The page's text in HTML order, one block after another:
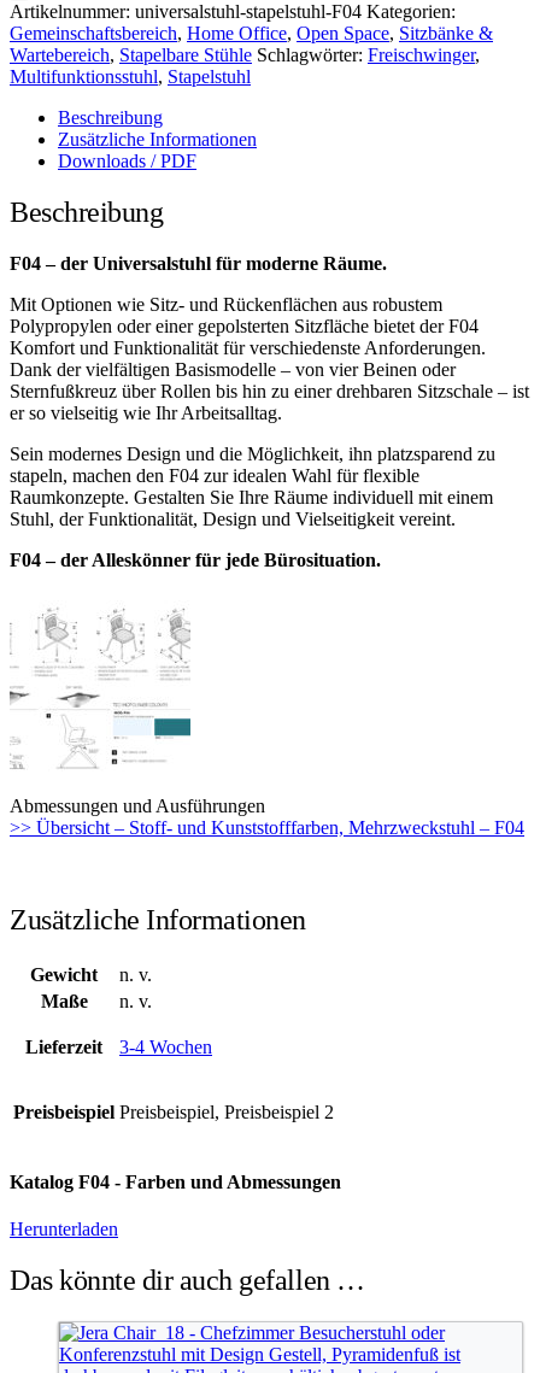
Artikelnummer: universalstuhl-stapelstuhl-F04 Kategorien:
Gemeinschaftsbereich, Home Office, Open Space, Sitzbänke &
Wartebereich, Stapelbare Stühle Schlagwörter: Freischwinger,
Multifunktionsstuhl, Stapelstuhl
Beschreibung
Zusätzliche Informationen
Downloads / PDF
Beschreibung
F04 – der Universalstuhl für moderne Räume.
Mit Optionen wie Sitz- und Rückenflächen aus robustem
Polypropylen oder einer gepolsterten Sitzfläche bietet der F04
Komfort und Funktionalität für verschiedenste Anforderungen.
Dank der vielfältigen Basismodelle – von vier Beinen oder
Sternfußkreuz über Rollen bis hin zu einer drehbaren Sitzschale – ist
er so vielseitig wie Ihr Arbeitsalltag.
Sein modernes Design und die Möglichkeit, ihn platzsparend zu
stapeln, machen den F04 zur idealen Wahl für flexible
Raumkonzepte. Gestalten Sie Ihre Räume individuell mit einem
Stuhl, der Funktionalität, Design und Vielseitigkeit vereint.
F04 – der Alleskönner für jede Bürosituation.
Abmessungen und Ausführungen
>> Übersicht – Stoff- und Kunststofffarben, Mehrzweckstuhl – F04
Zusätzliche Informationen
Gewicht
n. v.
Maße
n. v.
Lieferzeit 3-4 Wochen
Preisbeispiel Preisbeispiel, Preisbeispiel 2
Katalog F04 - Farben und Abmessungen
Herunterladen
Das könnte dir auch gefallen …